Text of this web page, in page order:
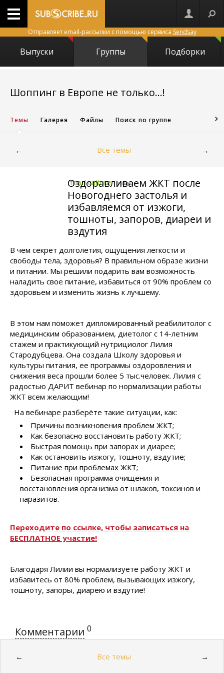
Отправляет email-рассылки с помощью сервиса Sendsay
Выпуски Группы Подборки
Шоппинг в Европе не только...!
Темы Галерея Файлы Поиск по группе
← Все темы →
food culture пишет:
Оздоравливаем ЖКТ после
Новогоднего застолья и
избавляемся от изжоги,
тошноты, запоров, диареи и
вздутия
В чем секрет долголетия, ощущения легкости и
свободы тела, здоровья? В правильном образе жизни
и питании. Мы решили подарить вам возможность
наладить свое питание, избавиться от 90% проблем со
здоровьем и изменить жизнь к лучшему.
В этом нам поможет дипломированный реабилитолог с
медицинским образованием, диетолог с 14-летним
стажем и практикующий нутрициолог Лилия
Стародубцева. Она создала Школу здоровья и
культуры питания, ее программы оздоровления и
снижения веса прошли более 5 тыс.человек. Лилия с
радостью ДАРИТ вебинар по нормализации работы
ЖКТ всем желающим!
На вебинаре разберёте такие ситуации, как:
Причины возникновения проблем ЖКТ;
Как безопасно восстановить работу ЖКТ;
Быстрая помощь при запорах и диарее;
Как остановить изжогу, тошноту, вздутие;
Питание при проблемах ЖКТ;
Безопасная программа очищения и
восстановления организма от шлаков, токсинов и
паразитов.
Переходите по ссылке, чтобы записаться на
БЕСПЛАТНОЕ участие!
Благодаря Лилии вы нормализуете работу ЖКТ и
избавитесь от 80% проблем, вызывающих изжогу,
тошноту, запоры, диарею и вздутие!
Комментарии 0
← Все темы →